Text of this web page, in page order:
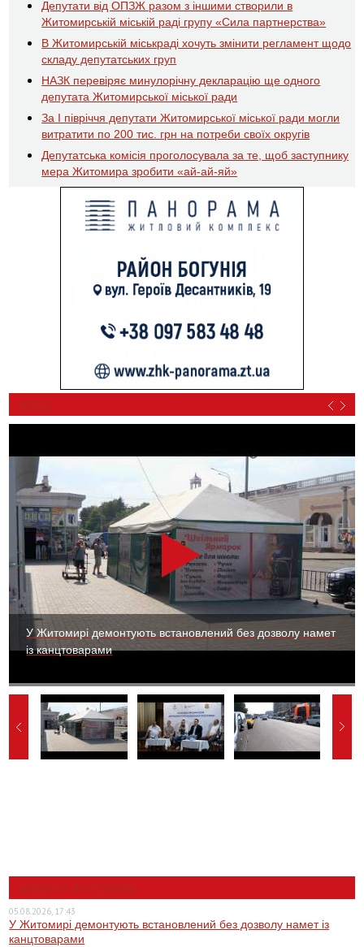
Депутати від ОПЗЖ разом з іншими створили в
Житомирській міській раді групу «Сила партнерства»
В Житомирській міськраді хочуть змінити регламент щодо
складу депутатських груп
НАЗК перевіряє минулорічну декларацію ще одного
депутата Житомирської міської ради
За І півріччя депутати Житомирської міської ради могли
витратити по 200 тис. грн на потреби своїх округів
Депутатська комісія проголосувала за те, щоб заступнику
мера Житомира зробити «ай-ай-яй»
ВІДЕО
У Житомирі демонтують встановлений без дозволу намет
із канцтоварами
НОВИНИ ЖИТОМИРА
05.08.2026, 17:43
У Житомирі демонтують встановлений без дозволу намет із
канцтоварами